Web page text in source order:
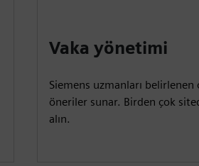
Vaka yönetimi
Siemens uzmanları
öneriler sunar. Birden çok
alın.